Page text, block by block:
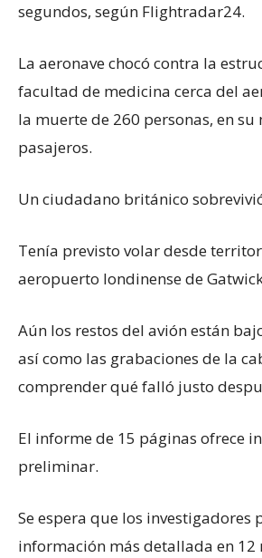
segundos, según Flightradar24.
La aeronave chocó contra la
facultad de medicina cerca del
la muerte de 260 personas, en su
pasajeros.
Un ciudadano británico
Tenía previsto volar desde
aeropuerto londinense de
Aún los restos del avión están
así como las grabaciones de la
comprender qué falló justo
El informe de 15 páginas ofrece
preliminar.
Se espera que los investigadores
información más detallada en 12